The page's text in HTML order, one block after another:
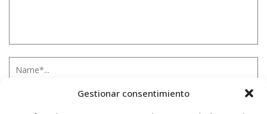
Gestionar consentimiento